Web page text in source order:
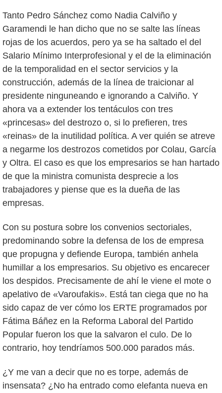
Tanto Pedro Sánchez como Nadia Calviño y
Garamendi le han dicho que no se salte las líneas
rojas de los acuerdos, pero ya se ha saltado el del
Salario Mínimo Interprofesional y el de la eliminación
de la temporalidad en el sector servicios y la
construcción, además de la línea de traicionar al
presidente ninguneando e ignorando a Calviño. Y
ahora va a extender los tentáculos con tres
«princesas» del destrozo o, si lo prefieren, tres
«reinas» de la inutilidad política. A ver quién se atreve
a negarme los destrozos cometidos por Colau, García
y Oltra. El caso es que los empresarios se han hartado
de que la ministra comunista desprecie a los
trabajadores y piense que es la dueña de las
empresas.
Con su postura sobre los convenios sectoriales,
predominando sobre la defensa de los de empresa
que propugna y defiende Europa, también anhela
humillar a los empresarios. Su objetivo es encarecer
los despidos. Precisamente de ahí le viene el mote o
apelativo de «Varoufakis». Está tan ciega que no ha
sido capaz de ver cómo los ERTE programados por
Fátima Báñez en la Reforma Laboral del Partido
Popular fueron los que la salvaron el culo. De lo
contrario, hoy tendríamos 500.000 parados más.
¿Y me van a decir que no es torpe, además de
insensata? ¿No ha entrado como elefanta nueva en